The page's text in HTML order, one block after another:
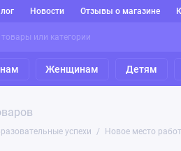
Новости Отзывы о магазине
Женщинам Детям
успехи Новое место